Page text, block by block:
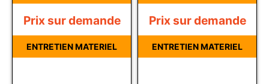
Prix sur demande
ENTRETIEN MATERIEL
Prix sur demande
ENTRETIEN MATERIEL